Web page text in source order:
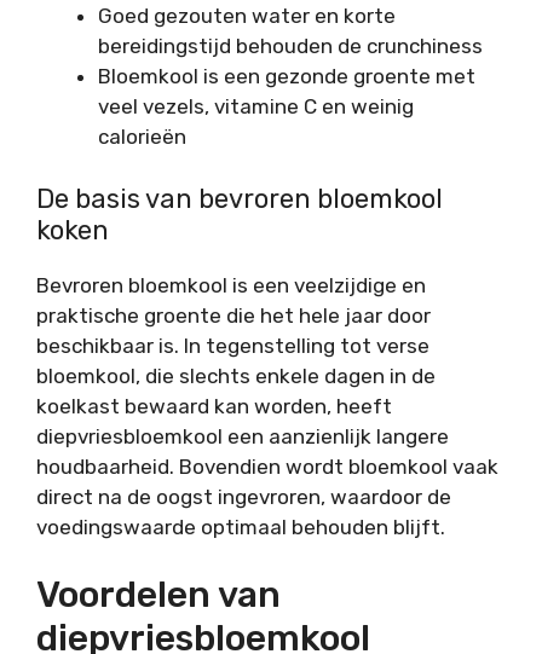
Goed gezouten water en korte
bereidingstijd behouden de crunchiness
Bloemkool is een gezonde groente met
veel vezels, vitamine C en weinig
calorieën
De basis van bevroren bloemkool
koken
Bevroren bloemkool is een veelzijdige en
praktische groente die het hele jaar door
beschikbaar is. In tegenstelling tot verse
bloemkool, die slechts enkele dagen in de
koelkast bewaard kan worden, heeft
diepvriesbloemkool een aanzienlijk langere
houdbaarheid. Bovendien wordt bloemkool vaak
direct na de oogst ingevroren, waardoor de
voedingswaarde optimaal behouden blijft.
Voordelen van
diepvriesbloemkool